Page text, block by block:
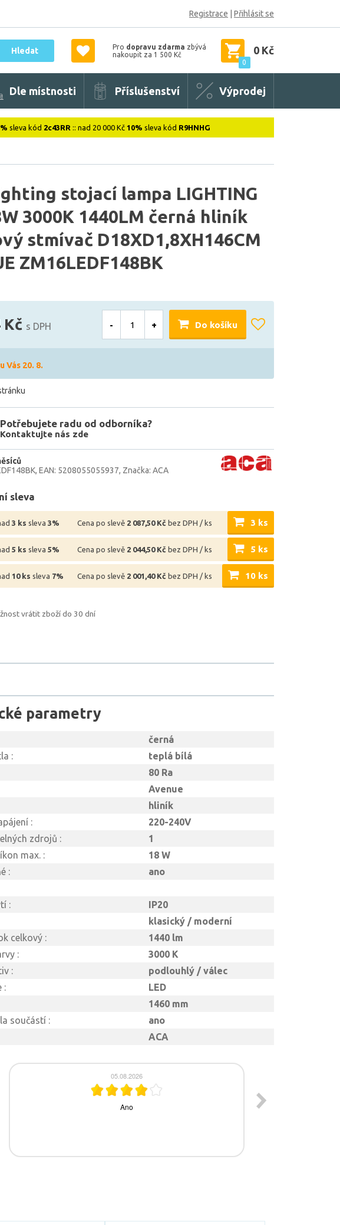
Registrace Přihlásit se
Hledat Pro dopravu zdarma zbývá
nakoupit za 1 500 Kč
0
0 Kč
Dle místnosti Příslušenství Výprodej
sleva kód 2c43RR :: nad 20 000 Kč 10% sleva kód R9HNHG
stojací lampa LIGHTING
3000K 1440LM černá hliník
stmívač D18XD1,8XH146CM
ZM16LEDF148BK
Kč s DPH - + Do košíku
Vás 20. 8.
Potřebujete radu od odborníka?
Kontaktujte nás zde
EAN: 5208055055937 Značka: ACA
sleva
3 ks sleva 3% Cena po slevě 2 087,50 Kč bez DPH / ks 3 ks
5 ks sleva 5% Cena po slevě 2 044,50 Kč bez DPH / ks 5 ks
10 ks sleva 7% Cena po slevě 2 001,40 Kč bez DPH / ks 10 ks
vrátit zboží do 30 dní
parametry
černá
:
teplá bílá
80 Ra
Avenue
hliník
:
220-240V
zdrojů :
1
max. :
18 W
:
ano
:
IP20
klasický / moderní
celkový :
1440 lm
:
3000 K
:
podlouhlý / válec
:
LED
1460 mm
součástí :
ano
ACA